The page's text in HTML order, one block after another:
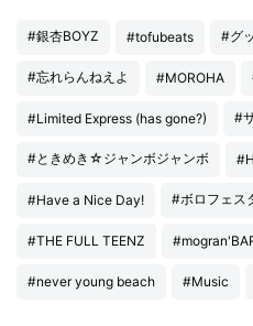
#銀杏BOYZ #tofubeats #グ
#忘れらんねえよ #MOROHA
#Limited Express (has gone?) #
#ときめき☆ジャンボジャンボ
#Have a Nice Day! #ボロフェス
#THE FULL TEENZ
#never young beach #Music